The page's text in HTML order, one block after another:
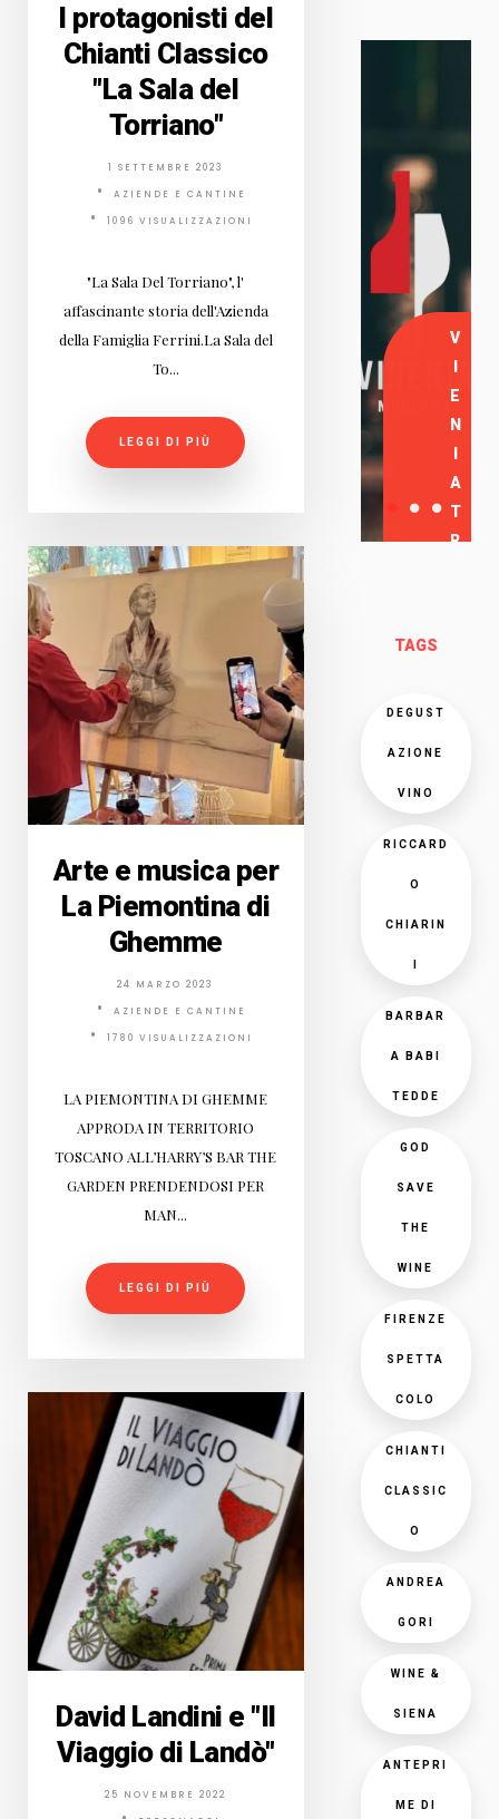
I protagonisti del
Chianti Classico
"La Sala del
Torriano"
1 SETTEMBRE 2023
AZIENDE E CANTINE
1096 VISUALIZZAZIONI
"La Sala Del Torriano", l'
affascinante storia dell'Azienda
della Famiglia Ferrini.La Sala del
To...
LEGGI DI PIÙ
Arte e musica per
La Piemontina di
Ghemme
24 MARZO 2023
AZIENDE E CANTINE
1780 VISUALIZZAZIONI
LA PIEMONTINA DI GHEMME
APPRODA IN TERRITORIO
TOSCANO ALL’HARRY’S BAR THE
GARDEN PRENDENDOSI PER
MAN...
LEGGI DI PIÙ
David Landini e "Il
Viaggio di Landò"
25 NOVEMBRE 2022
V
E
N
A
T
R
TAGS
DEGUST
AZIONE
VINO
RICCARD
O
CHIARIN
BARBAR
A BABI
TEDDE
GOD
SAVE
THE
WINE
FIRENZE
SPETTA
COLO
CHIANTI
CLASSIC
O
ANDREA
GORI
WINE &
SIENA
ANTEPRI
ME DI